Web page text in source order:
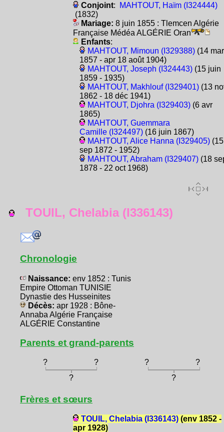
Conjoint:
MAHTOUT, Haïm (I324444)
(1832)
Mariage: 8 juin 1855 : Tlemcen Algérie
Française Médéa ALGÉRIE Oran
Enfants:
MAHTOUT, Mimoun (I329388)(14
1857 - apr 18 août 1904)
MAHTOUT, Joseph (I324443)(15 juin
1859 - 1935)
MAHTOUT, Makhlouf (I329401)(13
1862 - 18 déc 1941)
MAHTOUT, Djohra (I329403)(6 avr
1865)
MAHTOUT, Guemmara
Camille (I324497)(16 juin 1867)
MAHTOUT, Alice Hanna (I329405)(15
sep 1872 - 1952)
MAHTOUT, Abraham (I329407)(18
1878 - 22 oct 1968)
TOUIL, Chelabia (I336143)
Chronologie
Naissance: env 1852 : Tunis
Empire Ottoman TUNISIE
Dynastie des Husseinites
Décès: apr 1928 : Bône-
Annaba Algérie Française
ALGÉRIE Constantine
Parents et grand-parents
? ? ?
?
?
?
Frères et sœurs
TOUIL, Chelabia (I336143)(env 1852 -
apr 1928)